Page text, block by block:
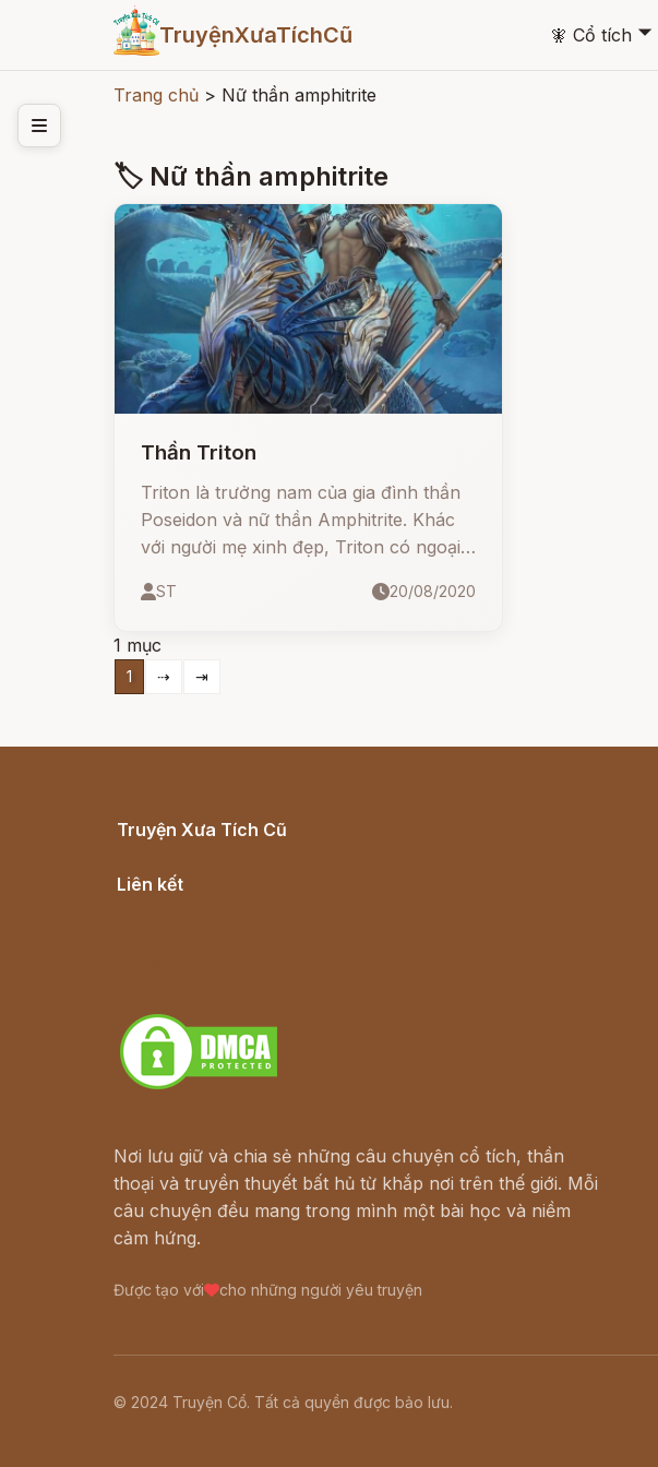
TruyệnXưaTíchCũ 🧚 Cổ tích 🞃
Trang chủ > Nữ thần amphitrite
🏷 Nữ thần amphitrite
Thần Triton
Triton là trưởng nam của gia đình thần
Poseidon và nữ thần Amphitrite. Khác
với người mẹ xinh đẹp, Triton có ngoại
đuôi rắn, da sần sùi như vỏ sò, tay
rộng và răng nhọn hoắt.
ST 20/08/2020
1 mục
1 ⇢ ⇥
Truyện Xưa Tích Cũ
Liên kết
Nơi lưu giữ và chia sẻ những câu chuyện cổ tích, thần
thoại và truyền thuyết bất hủ từ khắp nơi trên thế giới. Mỗi
câu chuyện đều mang trong mình một bài học và niềm
cảm hứng.
Được tạo với cho những người yêu truyện
© 2024 Truyện Cổ. Tất cả quyền được bảo lưu.